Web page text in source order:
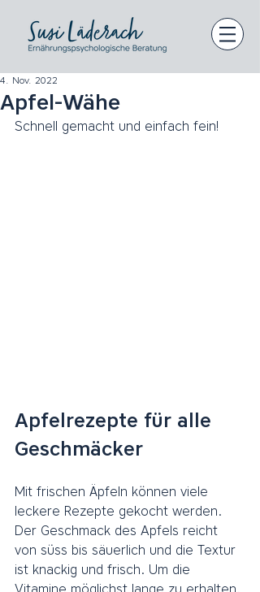
Apfel-Wähe
4. Nov. 2022
Schnell gemacht und einfach fein!
Apfelrezepte für alle
Geschmäcker
Mit frischen Äpfeln können viele
leckere Rezepte gekocht werden.
Der Geschmack des Apfels reicht
von süss bis säuerlich und die Textur
ist knackig und frisch. Um die